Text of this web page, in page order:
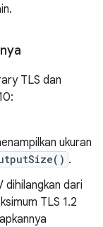
TLS dan
ukuran
.
dihilangkan dari
TLS 1.2